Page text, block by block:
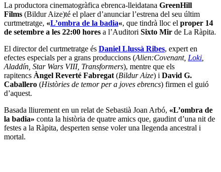
La productora cinematogràfica ebrenca-lleidatana GreenHill
Films (Bildur Aize)té el plaer d’anunciar l’estrena del seu últim
curtmetratge, «L’ombra de la badia«, que tindrà lloc el proper 14
de setembre a les 22:00 hores a l’Auditori Sixto Mir de La Ràpita.
El director del curtmetratge és Daniel Llussà Ribes, expert en
efectes especials per a grans produccions (Alien:Covenant, Loki
Aladdín, Star Wars VIII, Transformers), mentre que els
rapitencs Àngel Reverté Fabregat (Bildur Aize) i David G.
Caballero (Històries de temor per a joves ebrencs) firmen el guió
d’aquest.
Basada lliurement en un relat de Sebastià Joan Arbó, «L’ombra de
la badia» conta la història de quatre amics que, gaudint d’una nit de
festes a la Ràpita, desperten sense voler una llegenda ancestral i
mortal.